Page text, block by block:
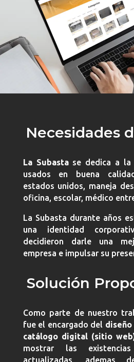
Necesidades
La Subasta se dedica a la
usados en buena
estados unidos, maneja
oficina, escolar, médico
La Subasta durante años
una identidad
decidieron darle una
empresa e impulsar su
Solución
Como parte de nuestro
fue el encargado del
catálogo digital (sitio
mostrar las
actualizadas, ademas